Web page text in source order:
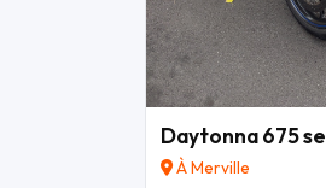
Daytonna 675 se
À Merville